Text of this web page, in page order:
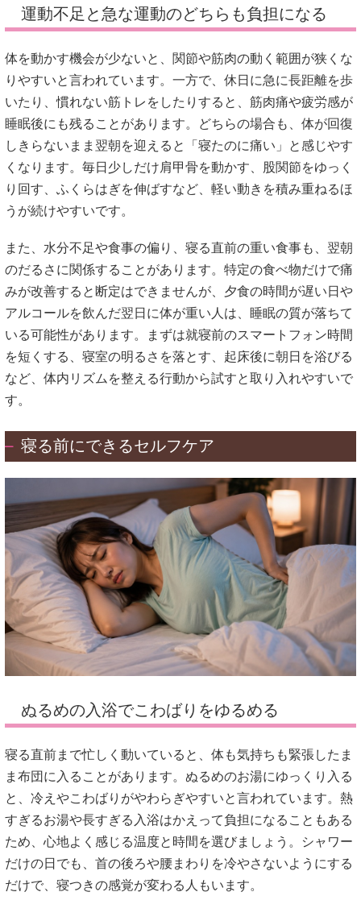
運動不足と急な運動のどちらも負担になる
体を動かす機会が少ないと、関節や筋肉の動く範囲が狭くな
りやすいと言われています。一方で、休日に急に長距離を歩
いたり、慣れない筋トレをしたりすると、筋肉痛や疲労感が
睡眠後にも残ることがあります。どちらの場合も、体が回復
しきらないまま翌朝を迎えると「寝たのに痛い」と感じやす
くなります。毎日少しだけ肩甲骨を動かす、股関節をゆっく
り回す、ふくらはぎを伸ばすなど、軽い動きを積み重ねるほ
うが続けやすいです。
また、水分不足や食事の偏り、寝る直前の重い食事も、翌朝
のだるさに関係することがあります。特定の食べ物だけで痛
みが改善すると断定はできませんが、夕食の時間が遅い日や
アルコールを飲んだ翌日に体が重い人は、睡眠の質が落ちて
いる可能性があります。まずは就寝前のスマートフォン時間
を短くする、寝室の明るさを落とす、起床後に朝日を浴びる
など、体内リズムを整える行動から試すと取り入れやすいで
す。
寝る前にできるセルフケア
ぬるめの入浴でこわばりをゆるめる
寝る直前まで忙しく動いていると、体も気持ちも緊張したま
ま布団に入ることがあります。ぬるめのお湯にゆっくり入る
と、冷えやこわばりがやわらぎやすいと言われています。熱
すぎるお湯や長すぎる入浴はかえって負担になることもある
ため、心地よく感じる温度と時間を選びましょう。シャワー
だけの日でも、首の後ろや腰まわりを冷やさないようにする
だけで、寝つきの感覚が変わる人もいます。